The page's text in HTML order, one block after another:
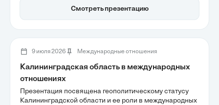
развивающихся стран. Основные цели заключаются
не только в экономической выгоде, но и в укреплении
Смотреть презентацию
9 июля 2026 Международные отношения
Калининградская область в международных
отношениях
Презентация посвящена геополитическому статусу
Калининградской области и ее роли в международных